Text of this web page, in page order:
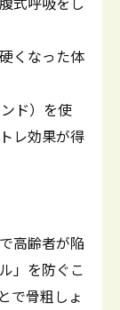
くなった体
ド）を使
レ効果が得
高齢者が陥
」を防ぐこ
で骨粗しょ